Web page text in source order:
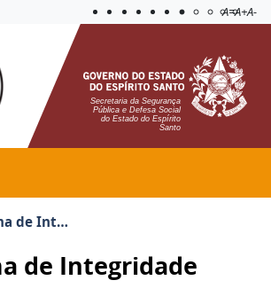
Aplicar
A=A+A-
Secretaria da Segurança
Pública e Defesa Social
do Estado do Espírito
Santo
Programa de Integridade
de Integridade